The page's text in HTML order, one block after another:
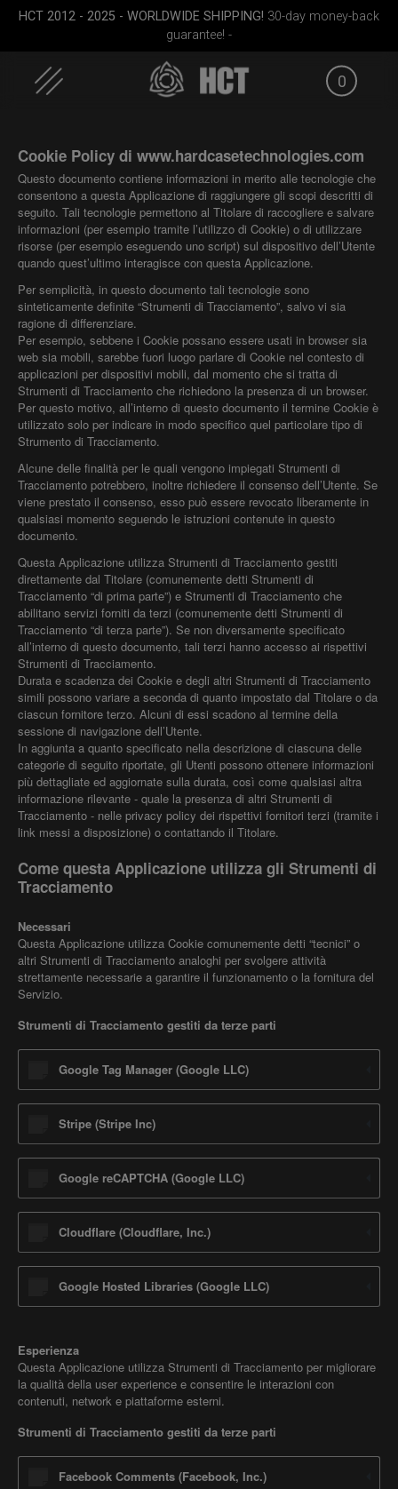
HCT 2012 - 2025 - WORLDWIDE SHIPPING! 30-day money-back
guarantee! -
0
Moon)
Cookie Policy di www.hardcasetechnologies.com
Questo documento contiene informazioni in merito alle tecnologie che
consentono a questa Applicazione di raggiungere gli scopi descritti di
seguito. Tali tecnologie permettono al Titolare di raccogliere e salvare
informazioni (per esempio tramite l’utilizzo di Cookie) o di utilizzare
risorse (per esempio eseguendo uno script) sul dispositivo dell’Utente
quando quest’ultimo interagisce con questa Applicazione.
Per semplicità, in questo documento tali tecnologie sono
sinteticamente definite “Strumenti di Tracciamento”, salvo vi sia
ragione di differenziare.
Per esempio, sebbene i Cookie possano essere usati in browser sia
web sia mobili, sarebbe fuori luogo parlare di Cookie nel contesto di
applicazioni per dispositivi mobili, dal momento che si tratta di
Strumenti di Tracciamento che richiedono la presenza di un browser.
Per questo motivo, all’interno di questo documento il termine Cookie è
utilizzato solo per indicare in modo specifico quel particolare tipo di
Strumento di Tracciamento.
Alcune delle finalità per le quali vengono impiegati Strumenti di
Tracciamento potrebbero, inoltre richiedere il consenso dell’Utente. Se
viene prestato il consenso, esso può essere revocato liberamente in
qualsiasi momento seguendo le istruzioni contenute in questo
documento.
Questa Applicazione utilizza Strumenti di Tracciamento gestiti
direttamente dal Titolare (comunemente detti Strumenti di
Tracciamento “di prima parte”) e Strumenti di Tracciamento che
abilitano servizi forniti da terzi (comunemente detti Strumenti di
Tracciamento “di terza parte”). Se non diversamente specificato
all’interno di questo documento, tali terzi hanno accesso ai rispettivi
Strumenti di Tracciamento.
Durata e scadenza dei Cookie e degli altri Strumenti di Tracciamento
simili possono variare a seconda di quanto impostato dal Titolare o da
ciascun fornitore terzo. Alcuni di essi scadono al termine della
sessione di navigazione dell’Utente.
In aggiunta a quanto specificato nella descrizione di ciascuna delle
categorie di seguito riportate, gli Utenti possono ottenere informazioni
più dettagliate ed aggiornate sulla durata, così come qualsiasi altra
informazione rilevante - quale la presenza di altri Strumenti di
Tracciamento - nelle privacy policy dei rispettivi fornitori terzi (tramite i
link messi a disposizione) o contattando il Titolare.
Come questa Applicazione utilizza gli Strumenti di
Tracciamento
Necessari
Questa Applicazione utilizza Cookie comunemente detti “tecnici” o
altri Strumenti di Tracciamento analoghi per svolgere attività
strettamente necessarie a garantire il funzionamento o la fornitura del
Servizio.
Strumenti di Tracciamento gestiti da terze parti
Google Tag Manager (Google LLC)
Stripe (Stripe Inc)
Google reCAPTCHA (Google LLC)
Cloudflare (Cloudflare, Inc.)
Google Hosted Libraries (Google LLC)
Esperienza
Questa Applicazione utilizza Strumenti di Tracciamento per migliorare
la qualità della user experience e consentire le interazioni con
contenuti, network e piattaforme esterni.
Strumenti di Tracciamento gestiti da terze parti
Facebook Comments (Facebook, Inc.)